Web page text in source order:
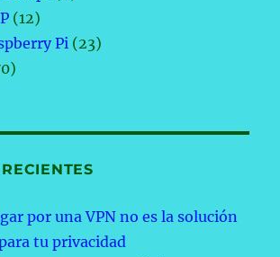
(12)
Pi (23)
por una VPN no es la solución
tu privacidad